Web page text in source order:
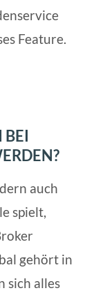
Feature.
BEI
auch
spielt,
gehört in
sich alles